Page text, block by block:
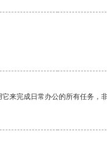
来完成日常办公的所有任务，非